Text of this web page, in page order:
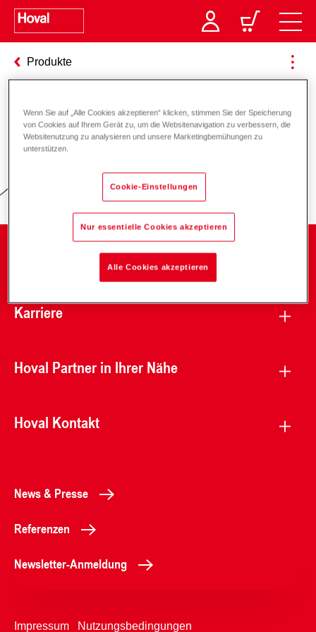
Produkte
Verantwortung für Energie und
Karriere
Hoval Partner in Ihrer Nähe
Hoval Kontakt
News & Presse
Referenzen
Newsletter-Anmeldung
Impressum Nutzungsbedingungen
Wenn Sie auf „Alle Cookies akzeptieren“ klicken, stimmen Sie der Speicherung
von Cookies auf Ihrem Gerät zu, um die Websitenavigation zu verbessern, die
Websitenutzung zu analysieren und unsere Marketingbemühungen zu
unterstützen.
Cookie-Einstellungen
Nur essentielle Cookies akzeptieren
Alle Cookies akzeptieren